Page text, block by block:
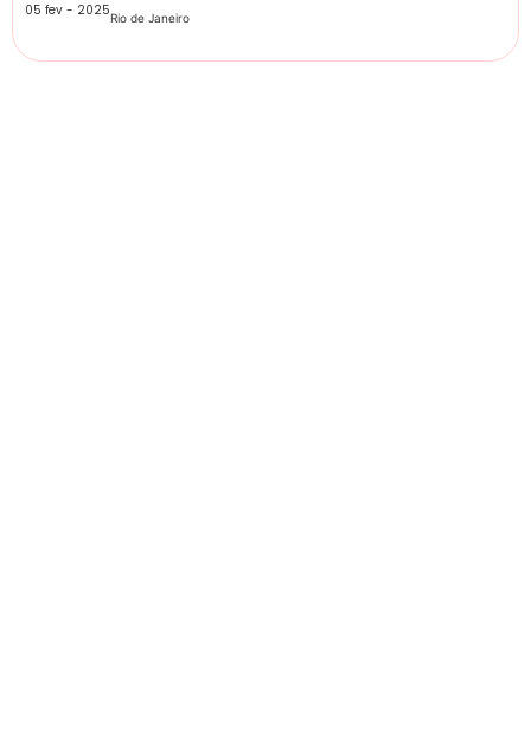
05 fev - 2025Rio de Janeiro